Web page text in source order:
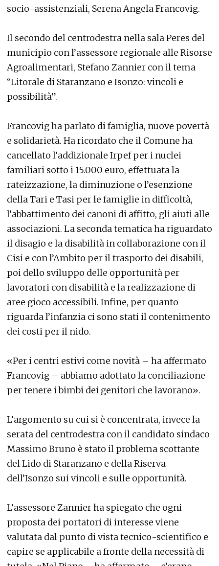
socio-assistenziali, Serena Angela Francovig.
Il secondo del centrodestra nella sala Peres del
municipio con l’assessore regionale alle Risorse
Agroalimentari, Stefano Zannier con il tema
“Litorale di Staranzano e Isonzo: vincoli e
possibilità”.
Francovig ha parlato di famiglia, nuove povertà
e solidarietà. Ha ricordato che il Comune ha
cancellato l’addizionale Irpef per i nuclei
familiari sotto i 15.000 euro, effettuata la
rateizzazione, la diminuzione o l’esenzione
della Tari e Tasi per le famiglie in difficoltà,
l’abbattimento dei canoni di affitto, gli aiuti alle
associazioni. La seconda tematica ha riguardato
il disagio e la disabilità in collaborazione con il
Cisi e con l’Ambito per il trasporto dei disabili,
poi dello sviluppo delle opportunità per
lavoratori con disabilità e la realizzazione di
aree gioco accessibili. Infine, per quanto
riguarda l’infanzia ci sono stati il contenimento
dei costi per il nido.
«Per i centri estivi come novità – ha affermato
Francovig – abbiamo adottato la conciliazione
per tenere i bimbi dei genitori che lavorano».
L’argomento su cui si è concentrata, invece la
serata del centrodestra con il candidato sindaco
Massimo Bruno è stato il problema scottante
del Lido di Staranzano e della Riserva
dell’Isonzo sui vincoli e sulle opportunità.
L’assessore Zannier ha spiegato che ogni
proposta dei portatori di interesse viene
valutata dal punto di vista tecnico-scientifico e
capire se applicabile a fronte della necessità di